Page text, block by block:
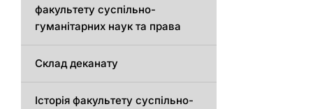
факультету суспільно-
гуманітарних наук та права
Склад деканату
Історія факультету суспільно-